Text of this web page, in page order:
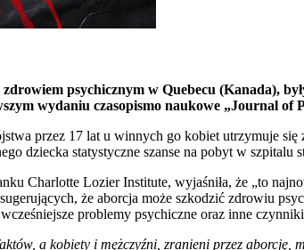
psychicznym w Quebecu (Kanada),
wydaniu czasopismo naukowe „Journal of
przez 17 lat u winnych go kobiet utrzymuje
dziecka statystyczne szanse na pobyt w
Charlotte Lozier Institute, wyjaśniła, że „to
że aborcja może szkodzić zdrowiu
problemy psychiczne oraz inne
a kobiety i mężczyźni, zranieni przez aborcję,